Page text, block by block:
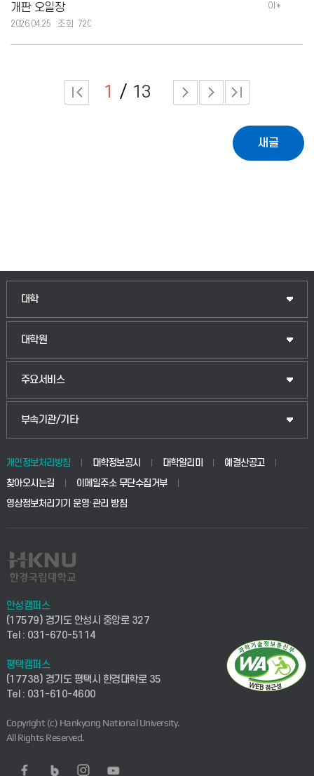
개판 오일장
이*
2026.04.25
720
1 13
대학
대학원
주요서비스
부속기관/기타
개인정보처리방침 대학정보공시 대학알리미
예결산공고
찾아오시는길
이메일주소 무단수집거부
영상정보처리기기 운영·관리 방침
안성캠퍼스
(17579) 경기도 안성시 중앙로 327
Tel : 031-670-5114
평택캠퍼스
(17738) 경기도 평택시 한경대학로 35
Tel : 031-610-4600
Copyright (c) Hankyong National University.
All Rights Reserved.